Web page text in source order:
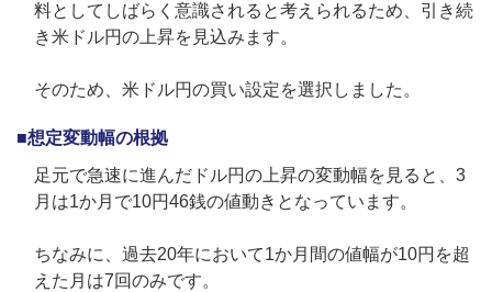
料としてしばらく意識されると考えられるため、引き続
き米ドル円の上昇を見込みます。
そのため、米ドル円の買い設定を選択しました。
■想定変動幅の根拠
足元で急速に進んだドル円の上昇の変動幅を見ると、3
月は1か月で10円46銭の値動きとなっています。
ちなみに、過去20年において1か月間の値幅が10円を超
えた月は7回のみです。